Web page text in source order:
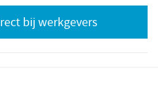
bij werkgevers